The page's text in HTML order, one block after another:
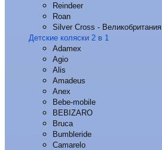
Reindeer
Roan
Silver Cross - Великобритания
Детские коляски 2 в 1
Adamex
Agio
Alis
Amadeus
Anex
Bebe-mobile
BEBIZARO
Bruca
Bumbleride
Camarelo